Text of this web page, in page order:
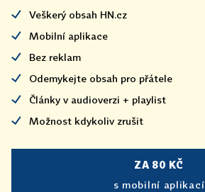
Veškerý obsah HN.cz
Mobilní aplikace
Bez reklam
Odemykejte obsah pro přátele
Články v audioverzi + playlist
Možnost kdykoliv zrušit
ZA 80 KČ
s mobilní aplikací